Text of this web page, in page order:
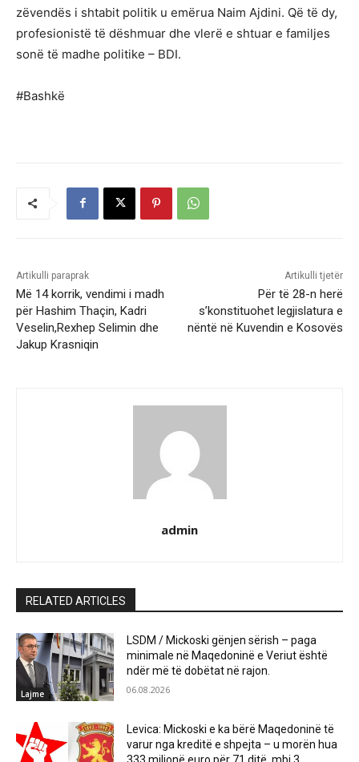
zëvendës i shtabit politik u emërua Naim Ajdini. Që të dy,
profesionistë të dëshmuar dhe vlerë e shtuar e familjes
sonë të madhe politike – BDI.
#Bashkë
Artikulli paraprak
Më 14 korrik, vendimi i madh
për Hashim Thaçin, Kadri
Veselin,Rexhep Selimin dhe
Jakup Krasniqin
Artikulli tjetër
Për të 28-n herë
s’konstituohet legjislatura e
nëntë në Kuvendin e Kosovës
admin
RELATED ARTICLES
Lajme
LSDM / Mickoski gënjen sërish – paga
minimale në Maqedoninë e Veriut është
ndër më të dobëtat në rajon.
06.08.2026
Levica: Mickoski e ka bërë Maqedoninë të
varur nga kreditë e shpejta – u morën hua